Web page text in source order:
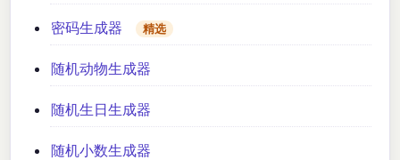
密码生成器 精选
随机动物生成器
随机生日生成器
随机小数生成器